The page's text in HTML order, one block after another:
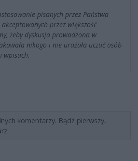
pisanych przez Państwa
przez większość
żeby dyskusja prowadzona w
nikogo i nie urażała uczuć osób
wpisach.
komentarzy. Bądź pierwszy,